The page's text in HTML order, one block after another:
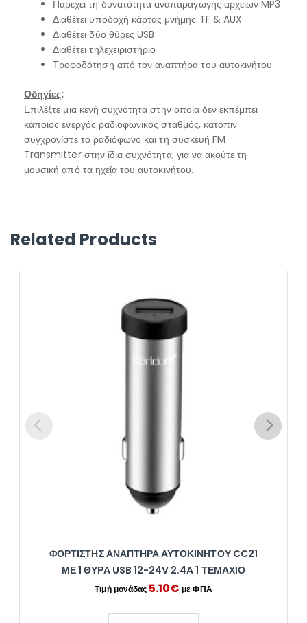
Παρέχει τη δυνατότητα αναπαραγωγής αρχείων MP3
Διαθέτει υποδοχή κάρτας μνήμης TF & AUX
Διαθέτει δύο θύρες USB
Διαθέτει τηλεχειριστήριο
Τροφοδότηση από τον αναπτήρα του αυτοκινήτου
Οδηγίες:
Επιλέξτε μια κενή συχνότητα στην οποία δεν εκπέμπει
κάποιος ενεργός ραδιοφωνικός σταθμός, κατόπιν
συγχρονίστε το ραδιόφωνο και τη συσκευή FM
Transmitter στην ίδια συχνότητα, για να ακούτε τη
μουσική από τα ηχεία του αυτοκινήτου.
Related Products
ΦΟΡΤΙΣΤΉΣ ΑΝΑΠΤΉΡΑ ΑΥΤΟΚΙΝΉΤΟΥ CC21
ΜΕ 1 ΘΎΡΑ USB 12-24V 2.4A 1 ΤΕΜΆΧΙΟ
5.10€